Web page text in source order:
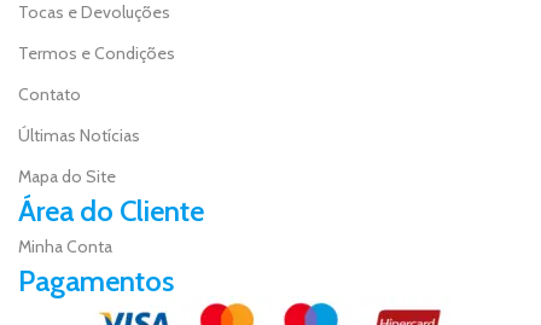
Tocas e Devoluções
Termos e Condições
Contato
Últimas Notícias
Mapa do Site
Área do Cliente
Minha Conta
Pagamentos